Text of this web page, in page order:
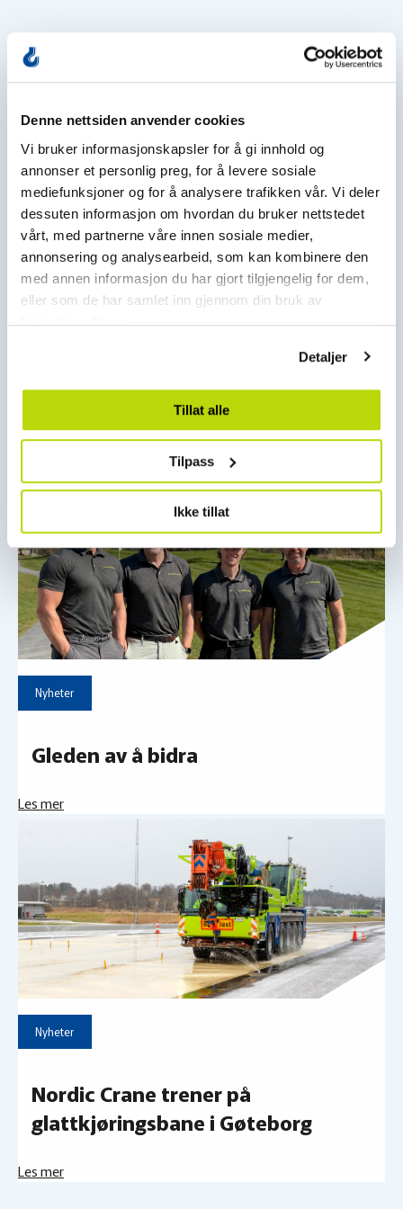
Denne nettsiden anvender cookies
Vi bruker informasjonskapsler for å gi innhold og
annonser et personlig preg, for å levere sosiale
mediefunksjoner og for å analysere trafikken vår. Vi deler
dessuten informasjon om hvordan du bruker nettstedet
vårt, med partnerne våre innen sosiale medier,
annonsering og analysearbeid, som kan kombinere den
med annen informasjon du har gjort tilgjengelig for dem,
eller som de har samlet inn gjennom din bruk av
tjenestene deres.
Detaljer
Tillat alle
Tilpass
Ikke tillat
Kanskje du også vil lese dette..
Nyheter
Når den digitale verden skal løftes
Nyheter
Gleden av å bidra
Les mer
Nyheter
Nordic Crane trener på
glattkjøringsbane i Gøteborg
Les mer